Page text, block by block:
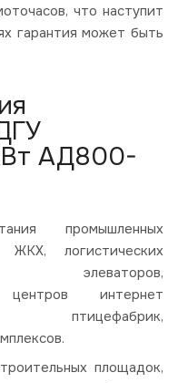
что наступит
гарантия может быть
АД800-
промышленных
ЖКХ, логистических
центров интернет
площадок,